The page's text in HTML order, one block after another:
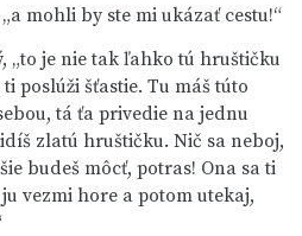
mohli by ste mi ukázať cestu!“
„to je nie tak ľahko tú hruštičku
poslúži šťastie. Tu máš túto
tá ťa privedie na jednu
zlatú hruštičku. Nič sa neboj,
budeš môcť, potras! Ona sa ti
vezmi hore a potom utekaj,